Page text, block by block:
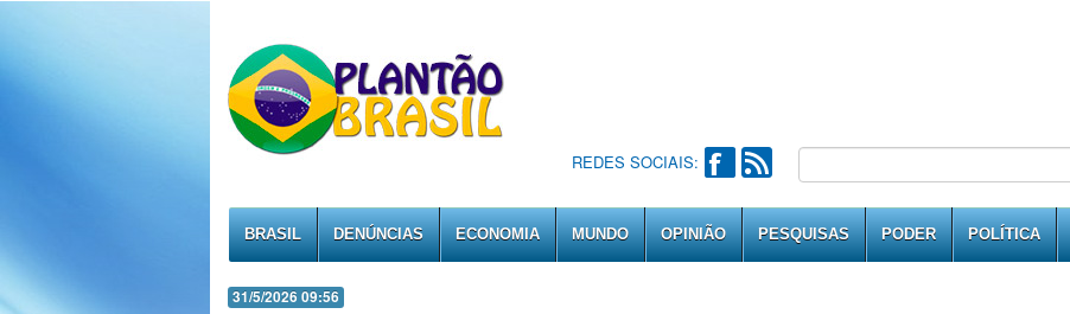
REDES SOCIAIS:
BRASIL DENÚNCIAS ECONOMIA MUNDO OPINIÃO PESQUISAS PODER POLÍTICA
31/5/2026 09:56